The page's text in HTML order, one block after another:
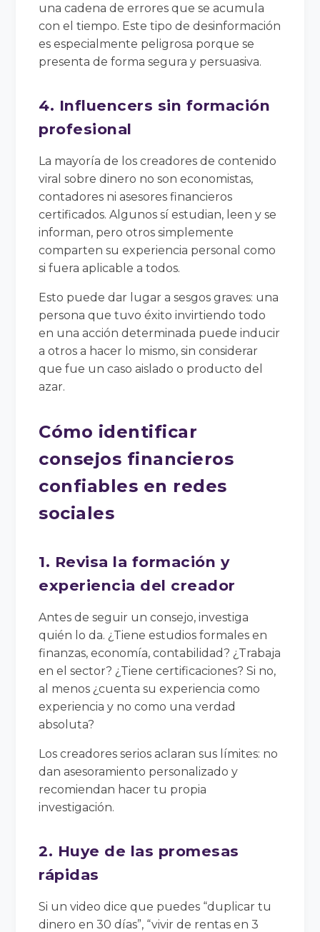
una cadena de errores que se acumula
con el tiempo. Este tipo de desinformación
es especialmente peligrosa porque se
presenta de forma segura y persuasiva.
4. Influencers sin formación
profesional
La mayoría de los creadores de contenido
viral sobre dinero no son economistas,
contadores ni asesores financieros
certificados. Algunos sí estudian, leen y se
informan, pero otros simplemente
comparten su experiencia personal como
si fuera aplicable a todos.
Esto puede dar lugar a sesgos graves: una
persona que tuvo éxito invirtiendo todo
en una acción determinada puede inducir
a otros a hacer lo mismo, sin considerar
que fue un caso aislado o producto del
azar.
Cómo identificar
consejos financieros
confiables en redes
sociales
1. Revisa la formación y
experiencia del creador
Antes de seguir un consejo, investiga
quién lo da. ¿Tiene estudios formales en
finanzas, economía, contabilidad? ¿Trabaja
en el sector? ¿Tiene certificaciones? Si no,
al menos ¿cuenta su experiencia como
experiencia y no como una verdad
absoluta?
Los creadores serios aclaran sus límites: no
dan asesoramiento personalizado y
recomiendan hacer tu propia
investigación.
2. Huye de las promesas
rápidas
Si un video dice que puedes “duplicar tu
dinero en 30 días”, “vivir de rentas en 3